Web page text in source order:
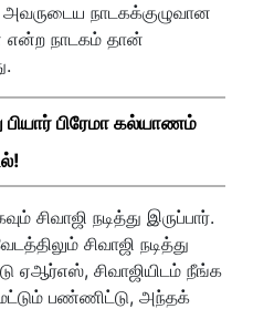
அவருடைய நாடகக்குழுவான
நாடகம் தான்
பிரேமா கல்யாணம்
சிவாஜி நடித்து இருப்பார்.
சிவாஜி நடித்து
ஏஆர்எஸ், சிவாஜியிடம் நீங்க
பண்ணிட்டு, அந்தக்